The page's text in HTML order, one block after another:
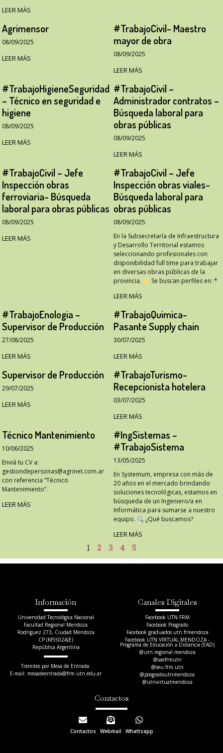
LEER MÁS
Agrimensor
08/09/2025
LEER MÁS
#TrabajoCivil- Maestro
mayor de obra
08/09/2025
LEER MÁS
#TrabajoHigieneSeguridad
– Técnico en seguridad e
higiene
08/09/2025
LEER MÁS
#TrabajoCivil –
Administrador contratos –
Búsqueda laboral para
obras públicas
08/09/2025
LEER MÁS
#TrabajoCivil – Jefe
Inspección obras
ferroviaria- Búsqueda
laboral para obras públicas
08/09/2025
LEER MÁS
#TrabajoCivil – Jefe
Inspección obras viales-
Búsqueda laboral para
obras públicas
08/09/2025
En la Subsecretaría de Infraestructura
y Desarrollo Territorial estamos
seleccionando profesionales con
disponibilidad full time para trabajar
en diversas obras públicas de la
provincia.
Se buscan perfiles en: *
LEER MÁS
#TrabajoEnologia –
Supervisor de Producción
27/08/2025
LEER MÁS
#TrabajoQuimica-
Pasante Supply chain
30/07/2025
LEER MÁS
Supervisor de Producción
29/07/2025
LEER MÁS
#TrabajoTurismo-
Recepcionista hotelera
03/07/2025
LEER MÁS
Técnico Mantenimiento
10/06/2025
Enviá tu CV a:
gestiondepersonas@agrinet.com.ar
con referencia “Técnico
Mantenimiento”.
LEER MÁS
#IngSistemas –
#TrabajoSistema
13/05/2025
En Systemum, empresa con más de
20 años en el mercado brindando
soluciones tecnológicas, estamos en
búsqueda de un Ingeniero/a en
Informática para sumarse a nuestro
equipo.
¿Qué buscamos?
LEER MÁS
1 2 3 4 5
Información
Universidad Tecnológica Nacional
Facultad Regional Mendoza
Rodriguez 273, Ciudad Mendoza
CP (M5502AJE)
República Argentina
Trámites por Mesa de Entrada:
E-mail: mesadeentrada@frm.utn.edu.ar​
Canales Digitales
Facebook UTN FRM
Facebook Posgrado
Facebook graduados.utn.frmendoza
Facebook UTN VIRTUAL MENDOZA -
Programa de Educación a Distancia (EAD)
@utn.regional.mendoza
@saefrmutn
@seu.frm.utn
@posgradoutnmendoza
@utnvirtualmendoza
Contactos
Contactos Webmail Whattsapp